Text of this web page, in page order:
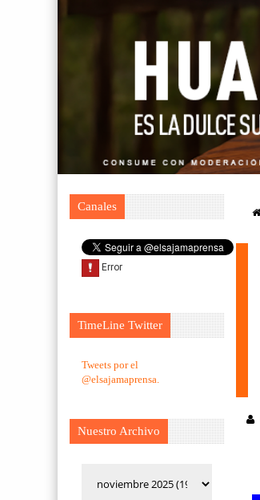
Canales
TimeLine Twitter
Tweets por el
@elsajamaprensa.
Nuestro Archivo